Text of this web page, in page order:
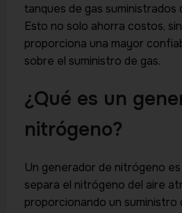
tanques de gas
Esto no solo ahorra costos,
proporciona una mayor
sobre el suministro de gas.
¿Qué es un
nitrógeno?
Un generador de nitrógeno es
separa el nitrógeno del aire
proporcionando un suministro